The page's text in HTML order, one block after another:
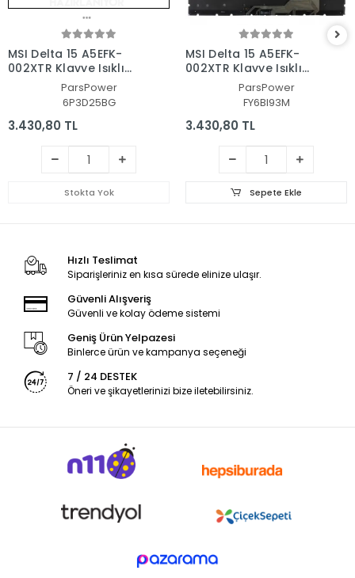
MSI Delta 15 A5EFK-
002XTR Klavye Işıklı
(Siyah TR)ParsPower
6P3D25BG
3.430,80 TL
Stokta Yok
MSI Delta 15 A5EFK-
002XTR Klavye Işıklı
(Siyah TR)ParsPower
FY6BI93M
3.430,80 TL
Sepete Ekle
Hızlı Teslimat
Siparişleriniz en kısa sürede elinize ulaşır.
Güvenli Alışveriş
Güvenli ve kolay ödeme sistemi
Geniş Ürün Yelpazesi
Binlerce ürün ve kampanya seçeneği
7 / 24 DESTEK
Öneri ve şikayetlerinizi bize iletebilirsiniz.